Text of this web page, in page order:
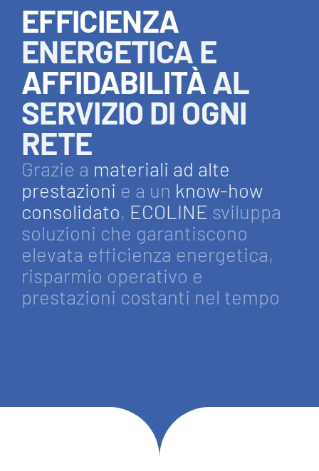
EFFICIENZA
ENERGETICA E
AFFIDABILITÀ AL
SERVIZIO DI OGNI
RETE
Grazie a materiali ad alte
prestazioni e a un know-how
consolidato, ECOLINE sviluppa
soluzioni che garantiscono
elevata efficienza energetica,
risparmio operativo e
prestazioni costanti nel tempo